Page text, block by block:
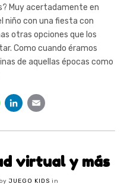
Muy acertadamente en
niño con una fiesta con
otras opciones que los
Como cuando éramos
de aquellas épocas como
WhatsApp
LinkedIn
virtual y más
by JUEGO KIDS in